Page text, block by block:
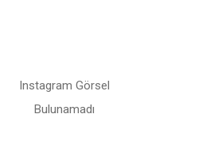
Instagram Görsel
Bulunamadı